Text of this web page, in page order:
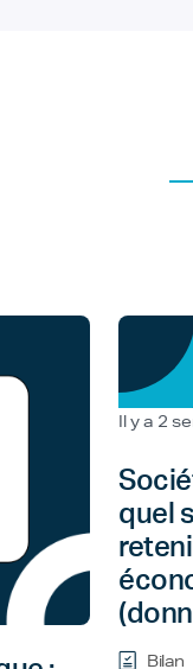
Il y a 2
quel
Bilan